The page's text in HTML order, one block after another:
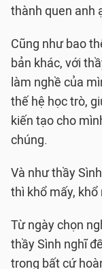
thành quen anh
Cũng như bao
bản khác, với
làm nghề của
thế hệ học trò,
kiến tạo cho
chúng.
Và như thầy
thì khổ mấy,
Từ ngày chọn
thầy Sình nghĩ
trong bất cứ